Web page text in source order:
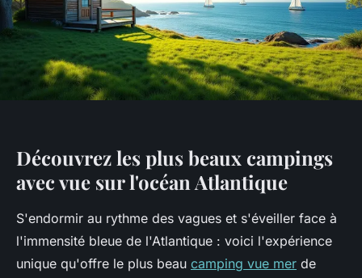
Découvrez les plus beaux campings
avec vue sur l'océan Atlantique
S'endormir au rythme des vagues et s'éveiller face à
l'immensité bleue de l'Atlantique : voici l'expérience
unique qu'offre le plus beau camping vue mer de